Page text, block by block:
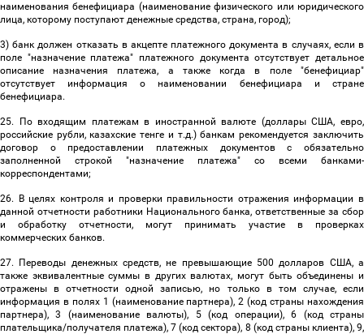
наименования бенефициара (наименование физического или юридического
лица, которому поступают денежные средства, страна, город);
3) банк должен отказать в акцепте платежного документа в случаях, если в
поле "назначение платежа" платежного документа отсутствует детальное
описание назначения платежа, а также когда в поле "бенефициар"
отсутствует информация о наименовании бенефициара и стране
бенефициара.
25. По входящим платежам в иностранной валюте (доллары США, евро,
российские рубли, казахские тенге и т.д.) банкам рекомендуется заключить
договор о предоставлении платежных документов с обязательно
заполненной строкой "назначение платежа" со всеми банками-
корреспондентами;
26. В целях контроля и проверки правильности отражения информации в
данной отчетности работники Национального банка, ответственные за сбор
и обработку отчетности, могут принимать участие в проверках
коммерческих банков.
27. Переводы денежных средств, не превышающие 500 долларов США, а
также эквивалентные суммы в других валютах, могут быть объединены и
отражены в отчетности одной записью, но только в том случае, если
информация в полях 1 (наименование партнера), 2 (код страны нахождения
партнера), 3 (наименование валюты), 5 (код операции), 6 (код страны
плательщика/получателя платежа), 7 (код сектора), 8 (код страны клиента), 9,